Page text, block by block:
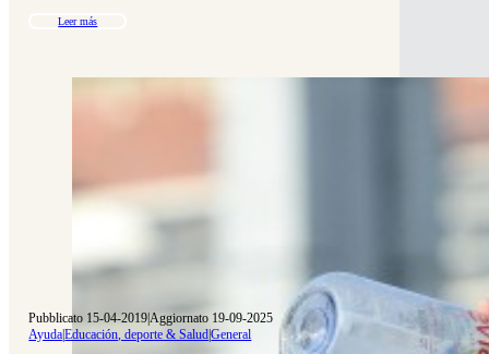
Leer más
Pubblicato 15-04-2019|Aggiornato 19-09-2025
Ayuda|Educación, deporte & Salud|General